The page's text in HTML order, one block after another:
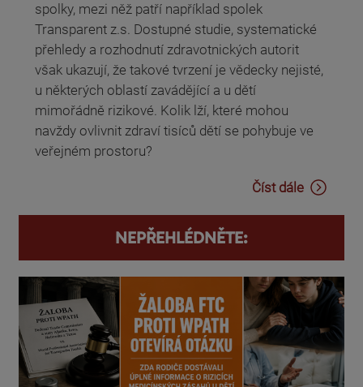
spolky, mezi něž patří například spolek
Transparent z.s. Dostupné studie, systematické
přehledy a rozhodnutí zdravotnických autorit
však ukazují, že takové tvrzení je vědecky nejisté,
u některých oblastí zavádějící a u dětí
mimořádně rizikové. Kolik lží, které mohou
navždy ovlivnit zdraví tisíců dětí se pohybuje ve
veřejném prostoru?
Číst dále
NEPŘEHLÉDNĚTE: